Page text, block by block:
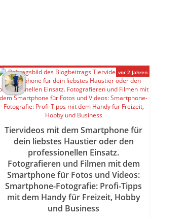
Tiervideos mit dem Smartphone für
dein liebstes Haustier oder den
professionellen Einsatz.
Fotografieren und Filmen mit dem
Smartphone für Fotos und Videos:
Smartphone-Fotografie: Profi-Tipps
mit dem Handy für Freizeit, Hobby
und Business
vor 2 Jahren